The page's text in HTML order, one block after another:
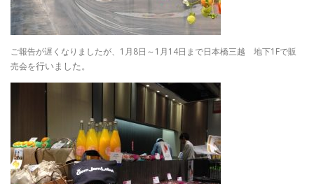
ご報告が遅くなりましたが、1月8日～1月14日まで日本橋三越 地下1Fで販
売会を行いました。